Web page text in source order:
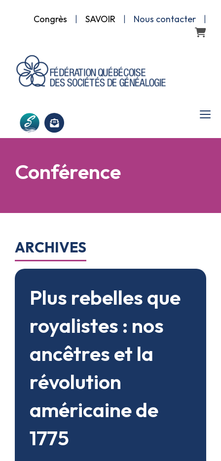
Congrès | SAVOIR | Nous contacter |
Panier
Conférence
ARCHIVES
Plus rebelles que
royalistes : nos
ancêtres et la
révolution
américaine de
1775